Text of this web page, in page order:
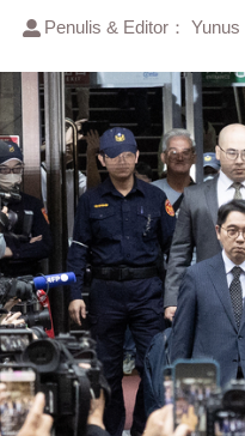
Penulis & Editor：